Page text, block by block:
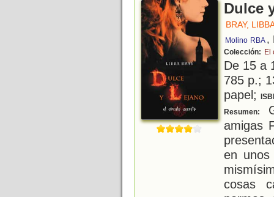
Dulce
BRAY,
Molino RBA ,
Colección: El
De 15 a
785 p.;
papel;
Resumen:
amigas
en
cosas